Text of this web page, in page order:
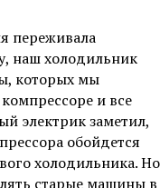
переживала
наш холодильник
которых мы
и все
электрик заметил,
обойдется
холодильника. Но
старые машины в